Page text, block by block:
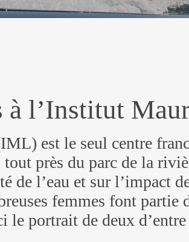
à l’Institut
est le seul centre
près du parc de la
de l’eau et sur l’impact
femmes font partie
le portrait de deux